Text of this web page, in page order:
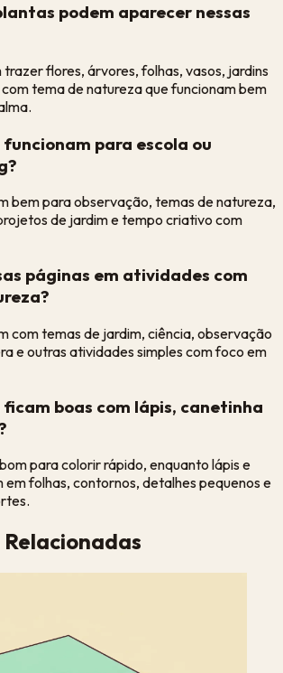
podem aparecer nessas
flores, árvores, folhas, vasos, jardins
tema de natureza que funcionam bem
funcionam para escola ou
bem para observação, temas de natureza,
de jardim e tempo criativo com
páginas em atividades com
com temas de jardim, ciência, observação
e outras atividades simples com foco em
ficam boas com lápis, canetinha
para colorir rápido, enquanto lápis e
em folhas, contornos, detalhes pequenos e